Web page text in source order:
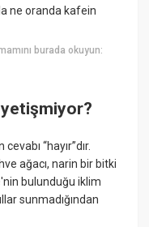
ne oranda kafein
burada okuyun:
“hayır”dır.
ağacı, narin bir bitki
bulunduğu iklim
sunmadığından